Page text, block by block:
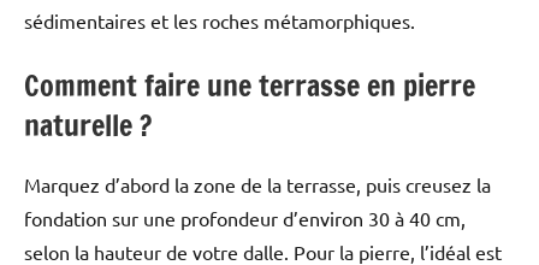
sédimentaires et les roches métamorphiques.
Comment faire une terrasse en pierre
naturelle ?
Marquez d’abord la zone de la terrasse, puis creusez la
fondation sur une profondeur d’environ 30 à 40 cm,
selon la hauteur de votre dalle. Pour la pierre, l’idéal est